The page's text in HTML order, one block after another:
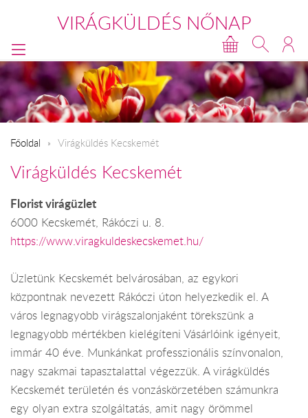
VIRÁGKÜLDÉS NŐNAP
Főoldal Virágküldés Kecskemét
Virágküldés Kecskemét
Florist virágüzlet
6000 Kecskemét, Rákóczi u. 8.
https://www.viragkuldeskecskemet.hu/
Üzletünk Kecskemét belvárosában, az egykori
központnak nevezett Rákóczi úton helyezkedik el. A
város legnagyobb virágszalonjaként törekszünk a
legnagyobb mértékben kielégíteni Vásárlóink igényeit,
immár 40 éve. Munkánkat professzionális színvonalon,
nagy szakmai tapasztalattal végezzük. A virágküldés
Kecskemét területén és vonzáskörzetében számunkra
egy olyan extra szolgáltatás, amit nagy örömmel